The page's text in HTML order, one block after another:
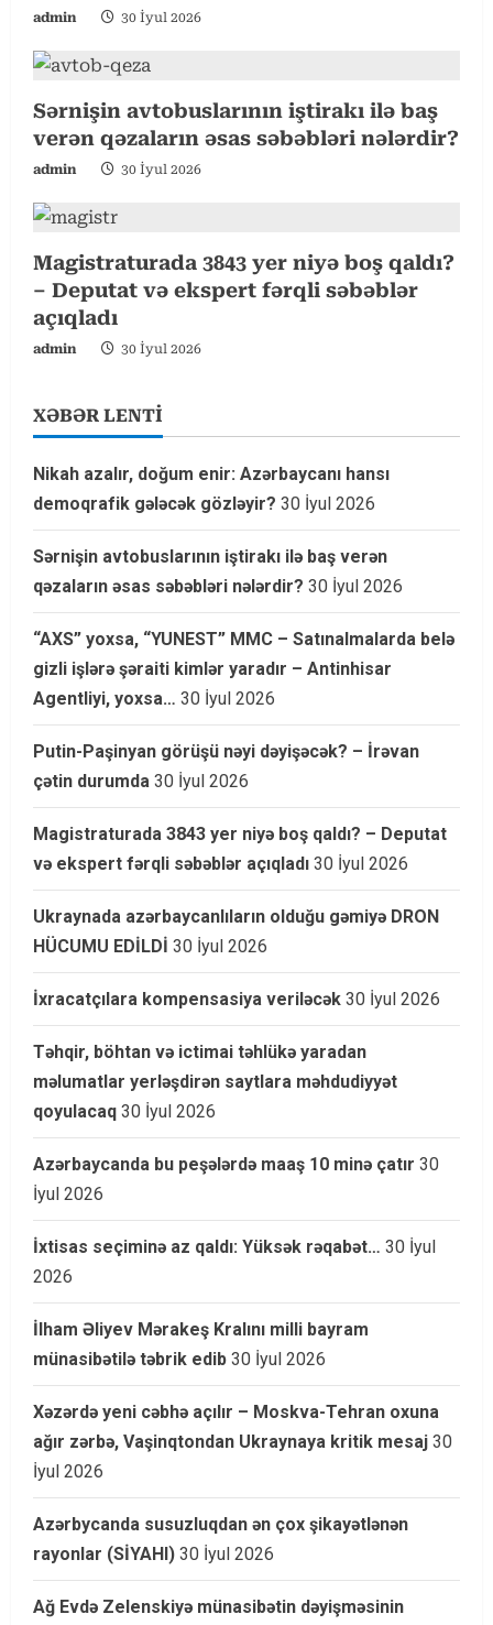
d
i
n
g
admin 30 İyul 2026
Sərnişin avtobuslarının iştirakı ilə baş
verən qəzaların əsas səbəbləri nələrdir?
admin 30 İyul 2026
Magistraturada 3843 yer niyə boş qaldı?
– Deputat və ekspert fərqli səbəblər
açıqladı
admin 30 İyul 2026
XƏBƏR LENTİ
Nikah azalır, doğum enir: Azərbaycanı hansı
demoqrafik gələcək gözləyir? 30 İyul 2026
Sərnişin avtobuslarının iştirakı ilə baş verən
qəzaların əsas səbəbləri nələrdir? 30 İyul 2026
“AXS” yoxsa, “YUNEST” MMC – Satınalmalarda belə
gizli işlərə şəraiti kimlər yaradır – Antinhisar
Agentliyi, yoxsa… 30 İyul 2026
Putin-Paşinyan görüşü nəyi dəyişəcək? – İrəvan
çətin durumda 30 İyul 2026
Magistraturada 3843 yer niyə boş qaldı? – Deputat
və ekspert fərqli səbəblər açıqladı 30 İyul 2026
Ukraynada azərbaycanlıların olduğu gəmiyə DRON
HÜCUMU EDİLDİ 30 İyul 2026
İxracatçılara kompensasiya veriləcək 30 İyul 2026
Təhqir, böhtan və ictimai təhlükə yaradan
məlumatlar yerləşdirən saytlara məhdudiyyət
qoyulacaq 30 İyul 2026
Azərbaycanda bu peşələrdə maaş 10 minə çatır 30
İyul 2026
İxtisas seçiminə az qaldı: Yüksək rəqabət… 30 İyul
2026
İlham Əliyev Mərakeş Kralını milli bayram
münasibətilə təbrik edib 30 İyul 2026
Xəzərdə yeni cəbhə açılır – Moskva-Tehran oxuna
ağır zərbə, Vaşinqtondan Ukraynaya kritik mesaj 30
İyul 2026
Azərbycanda susuzluqdan ən çox şikayətlənən
rayonlar (SİYAHI) 30 İyul 2026
Ağ Evdə Zelenskiyə münasibətin dəyişməsinin